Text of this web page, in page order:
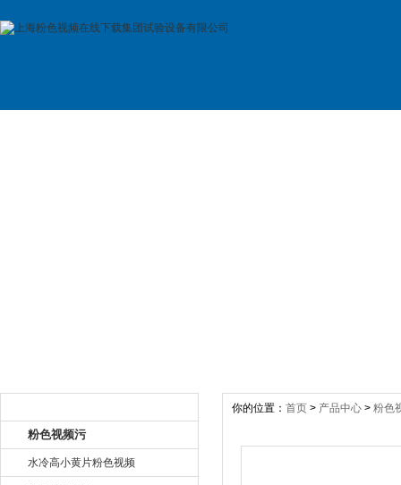
粉色视频污
水冷高小黄片粉色视频
你的位置： 首页 > 产品中心 > 粉色